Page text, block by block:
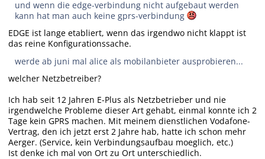
und wenn die edge-verbindung nicht aufgebaut werden
kann hat man auch keine gprs-verbindung
EDGE ist lange etabliert, wenn das irgendwo nicht klappt ist
das reine Konfigurationssache.
werde ab juni mal alice als mobilanbieter ausprobieren...
welcher Netzbetreiber?
Ich hab seit 12 Jahren E-Plus als Netzbetrieber und nie
irgendwelche Probleme dieser Art gehabt, einmal konnte ich 2
Tage kein GPRS machen. Mit meinem dienstlichen Vodafone-
Vertrag, den ich jetzt erst 2 Jahre hab, hatte ich schon mehr
Aerger. (Service, kein Verbindungsaufbau moeglich, etc.)
Ist denke ich mal von Ort zu Ort unterschiedlich.